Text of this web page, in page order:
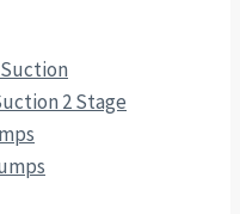
2 Stage